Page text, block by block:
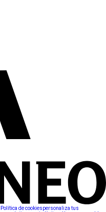
Política de cookiespersonaliza tus